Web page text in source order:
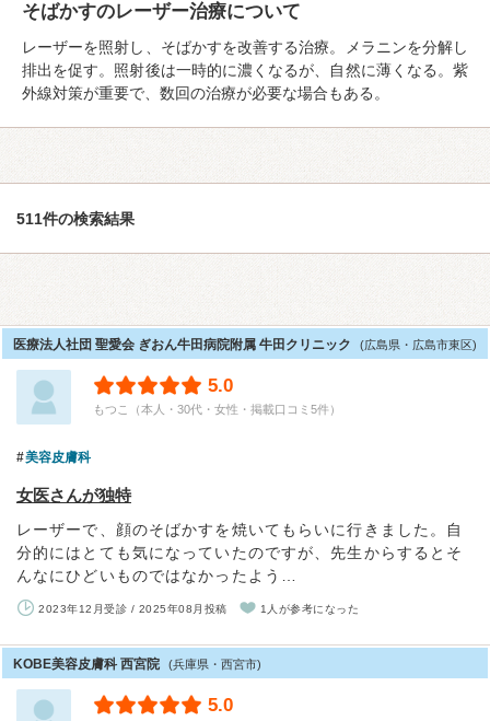
そばかすのレーザー治療について
レーザーを照射し、そばかすを改善する治療。メラニンを分解し
排出を促す。照射後は一時的に濃くなるが、自然に薄くなる。紫
外線対策が重要で、数回の治療が必要な場合もある。
511件の検索結果
医療法人社団 聖愛会 ぎおん牛田病院附属 牛田クリニック (広島県・広島市東区)
5.0
もつこ（本人・30代・女性・掲載口コミ5件）
美容皮膚科
女医さんが独特
レーザーで、顔のそばかすを焼いてもらいに行きました。自
分的にはとても気になっていたのですが、先生からするとそ
んなにひどいものではなかったよう…
2023年12月受診 / 2025年08月投稿 1人が参考になった
KOBE美容皮膚科 西宮院 (兵庫県・西宮市)
5.0